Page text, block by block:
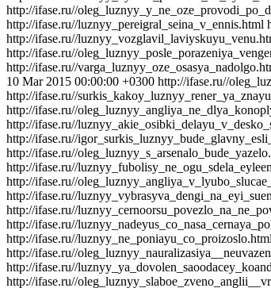
http://ifase.ru//
http://ifase.ru//luznyy_pereigral_seina_v_ennis.html
http://ifase.ru//
http://ifase.ru//
http://ifase.ru//
10 Mar 2015 00:00:00 +0300 http://ifase.ru//
http://ifase.ru//
http://ifase.ru//
http://ifase.ru//
http://ifase.ru//
http://ifase.ru//
http://ifase.ru//
http://ifase.ru//
http://ifase.ru//
http://ifase.ru//
http://ifase.ru//
http://ifase.ru//luznyy_ne_poniayu_co_proizoslo.html
http://ifase.ru//
http://ifase.ru//
http://ifase.ru//